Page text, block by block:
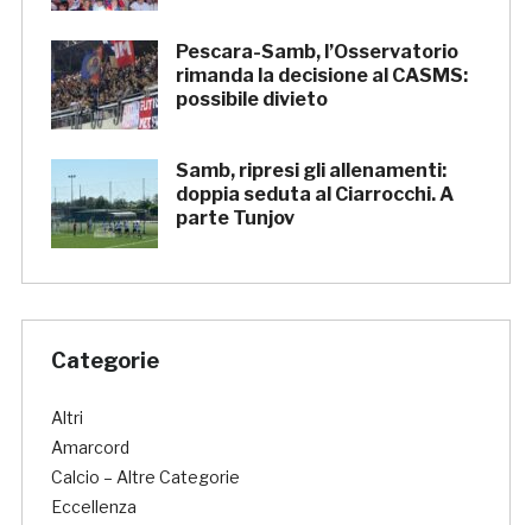
Pescara-Samb, l’Osservatorio
rimanda la decisione al CASMS:
possibile divieto
Samb, ripresi gli allenamenti:
doppia seduta al Ciarrocchi. A
parte Tunjov
Categorie
Altri
Amarcord
Calcio – Altre Categorie
Eccellenza